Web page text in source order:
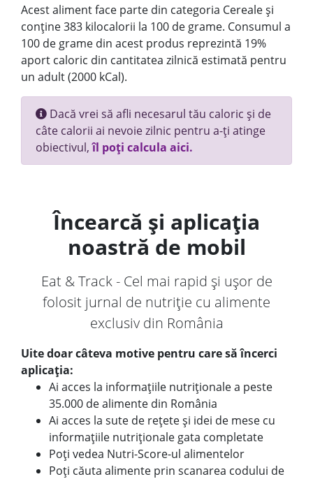
Acest aliment face parte din categoria Cereale și
conține 383 kilocalorii la 100 de grame. Consumul a
100 de grame din acest produs reprezintă 19%
aport caloric din cantitatea zilnică estimată pentru
un adult (2000 kCal).
Dacă vrei să afli necesarul tău caloric și de
câte calorii ai nevoie zilnic pentru a-ți atinge
obiectivul,îl poți calcula aici.
Încearcă și aplicația
noastră de mobil
Eat & Track - Cel mai rapid și ușor de
folosit jurnal de nutriție cu alimente
exclusiv din România
Uite doar câteva motive pentru care să încerci
aplicația:
Ai acces la informațiile nutriționale a peste
35.000 de alimente din România
Ai acces la sute de rețete și idei de mese cu
informațiile nutriționale gata completate
Poți vedea Nutri-Score-ul alimentelor
Poți căuta alimente prin scanarea codului de